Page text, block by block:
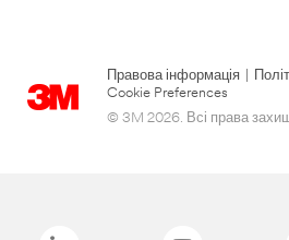
Правова інформація
Cookie Preferences
© 3M 2026. Всі права